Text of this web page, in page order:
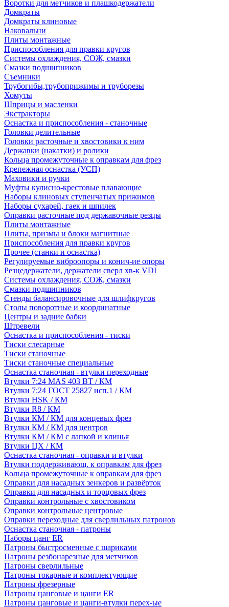
Воротки для метчиков и плашкодержатели
Домкраты
Домкраты клиновые
Наковальни
Плиты монтажные
Приспособления для правки кругов
Системы охлаждения, СОЖ, смазки
Смазки подшипников
Съемники
Трубогибы,трубоприжимы и труборезы
Хомуты
Шприцы и масленки
Экстракторы
Оснастка и приспособления - станочные
Головки делительные
Головки расточные и хвостовики к ним
Державки (накатки) и ролики
Кольца промежуточные к оправкам для фрез
Крепежная оснастка (УСП)
Маховики и ручки
Муфты кулисно-крестовые плавающие
Наборы клиновых ступенчатых прижимов
Наборы сухарей, гаек и шпилек
Оправки расточные под державочные резцы
Плиты монтажные
Плиты, призмы и блоки магнитные
Приспособления для правки кругов
Прочее (станки и оснастка)
Регулируемые виброопоры и конич-ие опоры
Резцедержатели, держатели сверл хв-к VDI
Системы охлаждения, СОЖ, смазки
Смазки подшипников
Стенды балансировочные для шлифкругов
Столы поворотные и координатные
Центры и задние бабки
Штревели
Оснастка и приспособления - тиски
Тиски слесарные
Тиски станочные
Тиски станочные специальные
Оснастка станочная - втулки переходные
Втулки 7:24 MAS 403 BT / КМ
Втулки 7:24 ГОСТ 25827 исп.1 / КМ
Втулки HSK / КМ
Втулки R8 / КМ
Втулки КМ / КМ для концевых фрез
Втулки КМ / КМ для центров
Втулки КМ / КМ с лапкой и клинья
Втулки ЦХ / КМ
Оснастка станочная - оправки и втулки
Втулки поддерживающ. к оправкам для фрез
Кольца промежуточные к оправкам для фрез
Оправки для насадных зенкеров и развёрток
Оправки для насадных и торцовых фрез
Оправки контрольные с хвостовиком
Оправки контрольные центровые
Оправки переходные для сверлильных патронов
Оснастка станочная - патроны
Наборы цанг ER
Патроны быстросменные с шариками
Патроны резбонарезные для метчиков
Патроны сверлильные
Патроны токарные и комплектующие
Патроны фрезерные
Патроны цанговые и цанги ER
Патроны цанговые и цанги-втулки перех-ые